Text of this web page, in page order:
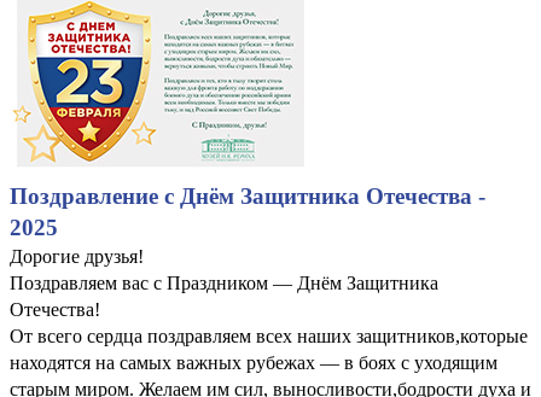
Поздравление с Днём Защитника Отечества -
2025
Дорогие друзья!
Поздравляем вас с Праздником — Днём Защитника
Отечества!
От всего сердца поздравляем всех наших защитников,которые
находятся на самых важных рубежах — в боях с уходящим
старым миром. Желаем им сил, выносливости,бодрости духа и